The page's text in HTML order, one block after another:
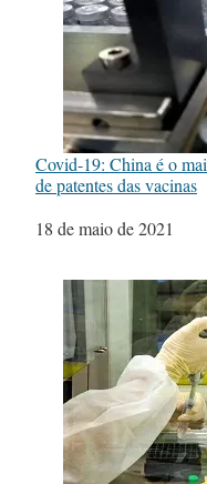
Covid-19: China é o
de patentes das vacinas
Data
18 de maio de 2021